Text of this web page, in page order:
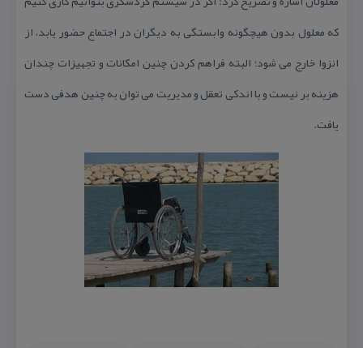
كه معلول بدون هیچگونه وابستگی به دیگران در اجتماع حضور یابد، از
انزوا خارج می شود؛ البته فراهم كردن چنین امكانات و تجهیزات چندان
هزینه بر نیست و با اندكی تعقل و مدیریت می توان به چنین هدفی دست
یافت.